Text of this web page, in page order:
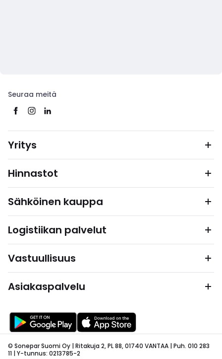
Seuraa meitä
Yritys
Hinnastot
Sähköinen kauppa
Logistiikan palvelut
Vastuullisuus
Asiakaspalvelu
© Sonepar Suomi Oy | Ritakuja 2, PL 88, 01740 VANTAA | Puh. 010 283
11 | Y-tunnus: 0213785-2